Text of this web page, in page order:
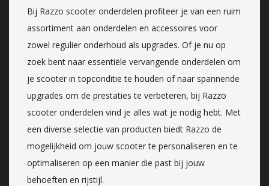
Bij Razzo scooter onderdelen profiteer je van een ruim
assortiment aan onderdelen en accessoires voor
zowel regulier onderhoud als upgrades. Of je nu op
zoek bent naar essentiële vervangende onderdelen om
je scooter in topconditie te houden of naar spannende
upgrades om de prestaties te verbeteren, bij Razzo
scooter onderdelen vind je alles wat je nodig hebt. Met
een diverse selectie van producten biedt Razzo de
mogelijkheid om jouw scooter te personaliseren en te
optimaliseren op een manier die past bij jouw
behoeften en rijstijl.